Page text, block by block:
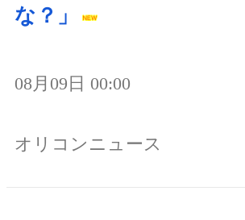
な？」
08月09日 00:00
オリコンニュース